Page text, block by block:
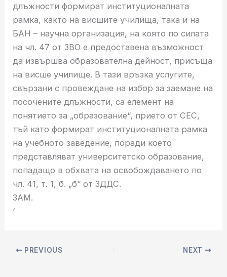
длъжности формират институционалната
рамка, както на висшите училища, така и на
БАН – научна организация, на която по силата
на чл. 47 от ЗВО е предоставена възможност
да извършва образователна дейност, присъща
на висше училище. В тази връзка услугите,
свързани с провеждане на избор за заемане на
посочените длъжности, са елемент на
понятието за „образование“, прието от СЕС,
тъй като формират институционалната рамка
на учебното заведение, поради което
представляват университетско образование,
попадащо в обхвата на освобождаването по
чл. 41, т. 1, б. „б“ от ЗДДС.
ЗАМ.
‘
PREVIOUS NEXT